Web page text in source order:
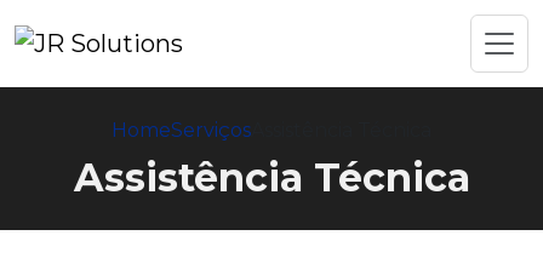
HomeServiços
Assistência Técnica